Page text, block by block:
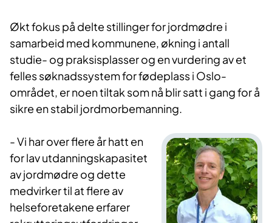
Økt fokus på delte stillinger for jordmødre i
samarbeid med kommunene, økning i antall
studie- og praksisplasser og en vurdering av et
felles søknadssystem for fødeplass i Oslo-
området, er noen tiltak som nå blir satt i gang for å
sikre en stabil jordmorbemanning.
- Vi har over flere år hatt en
for lav utdanningskapasitet
av jordmødre og dette
medvirker til at flere av
helseforetakene erfarer